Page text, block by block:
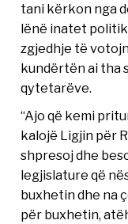
tani kërkon nga
lënë inatet
zgjedhje të
kundërtën ai tha
qytetarëve.
“Ajo që kemi
kalojë Ligjin për
shpresoj dhe
legjislature që
buxhetin dhe na
për buxhetin,